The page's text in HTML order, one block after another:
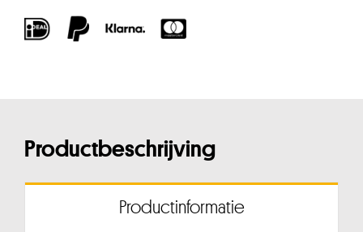
Productbeschrijving
Productinformatie